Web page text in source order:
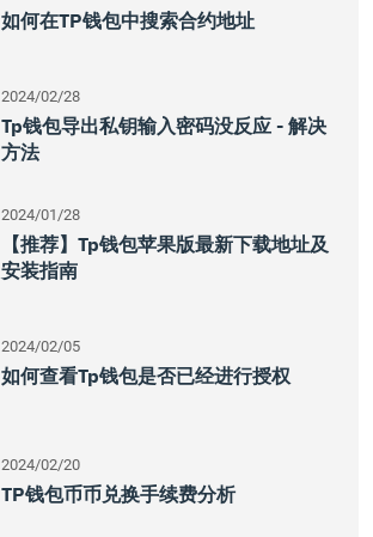
如何在TP钱包中搜索合约地址
2024/02/28
Tp钱包导出私钥输入密码没反应 - 解决
方法
2024/01/28
【推荐】Tp钱包苹果版最新下载地址及
安装指南
2024/02/05
如何查看tp钱包是否已经进行授权
2024/02/20
TP钱包币币兑换手续费分析